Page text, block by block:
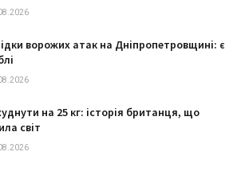
ворожих атак на Дніпропетровщині: є
на 25 кг: історія британця, що
світ